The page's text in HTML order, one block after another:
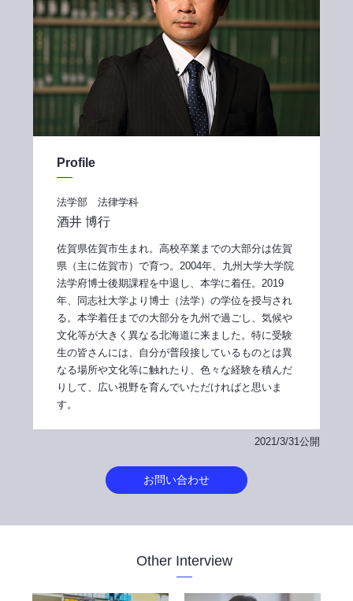
Profile
法学部 法律学科
酒井 博行
佐賀県佐賀市生まれ。高校卒業までの大部分は佐賀
県（主に佐賀市）で育つ。2004年、九州大学大学院
法学府博士後期課程を中退し、本学に着任。2019
年、同志社大学より博士（法学）の学位を授与され
る。本学着任までの大部分を九州で過ごし、気候や
文化等が大きく異なる北海道に来ました。特に受験
生の皆さんには、自分が普段接しているものとは異
なる場所や文化等に触れたり、色々な経験を積んだ
りして、広い視野を育んでいただければと思いま
す。
2021/3/31公開
お問い合わせ
Other Interview